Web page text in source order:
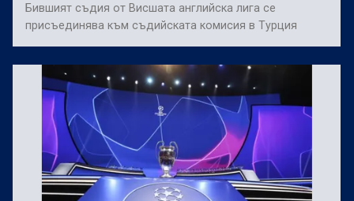
Бившият съдия от Висшата английска лига се
присъединява към съдийската комисия в Турция